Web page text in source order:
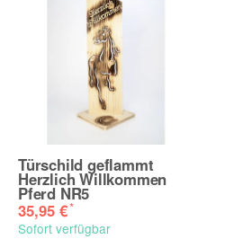
Türschild geflammt
Herzlich Willkommen
Pferd NR5
35,95 €*
Sofort verfügbar